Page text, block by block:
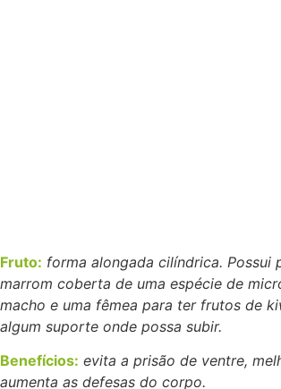
Fruto: forma alongada cilíndrica. Possui
marrom coberta de uma espécie de
macho e uma fêmea para ter frutos de
algum suporte onde possa subir.
Benefícios: evita a prisão de ventre,
aumenta as defesas do corpo.